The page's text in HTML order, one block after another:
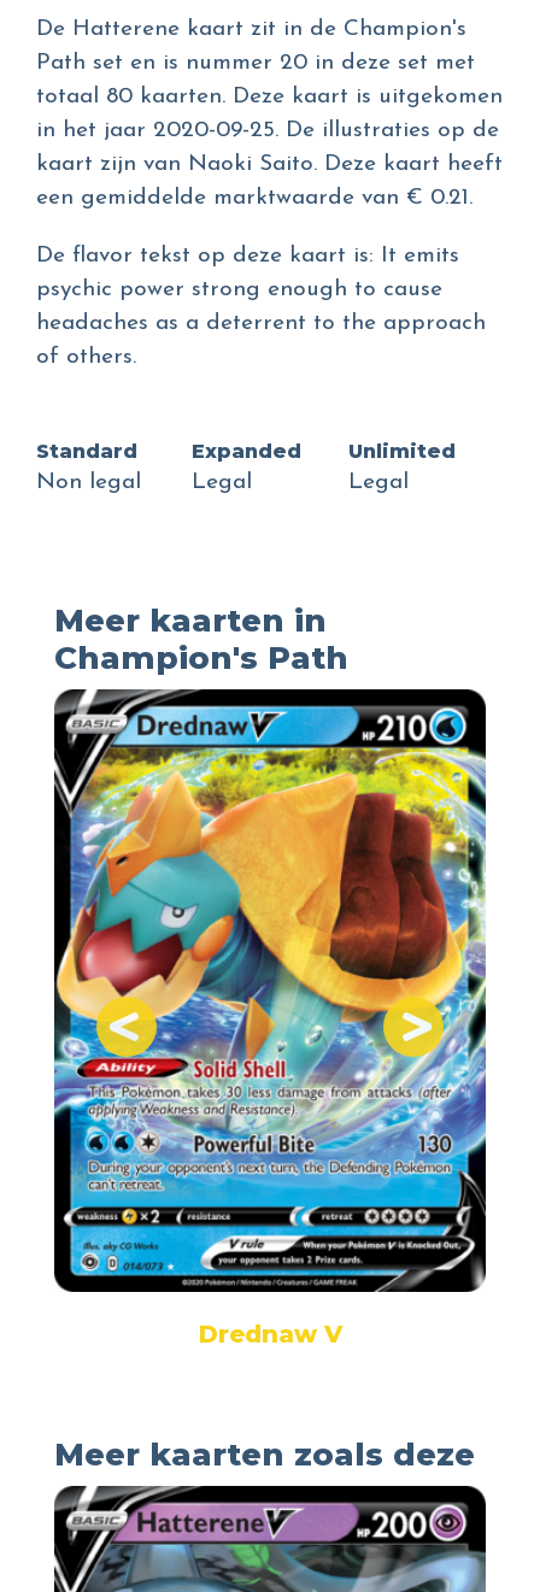
De Hatterene kaart zit in de Champion's
Path set en is nummer 20 in deze set met
totaal 80 kaarten. Deze kaart is uitgekomen
in het jaar 2020-09-25. De illustraties op de
kaart zijn van Naoki Saito. Deze kaart heeft
een gemiddelde marktwaarde van € 0.21.
De flavor tekst op deze kaart is: It emits
psychic power strong enough to cause
headaches as a deterrent to the approach
of others.
Standard
Non legal
Expanded
Legal
Unlimited
Legal
Meer kaarten in
Champion's Path
Drednaw V
Meer kaarten zoals deze